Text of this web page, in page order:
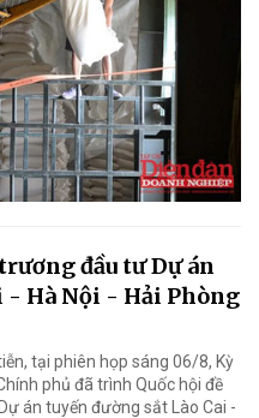
đầu tư Dự án
- Hà Nội - Hải Phòng
tại phiên họp sáng 06/8, Kỳ
phủ đã trình Quốc hội đề
án tuyến đường sắt Lào Cai -